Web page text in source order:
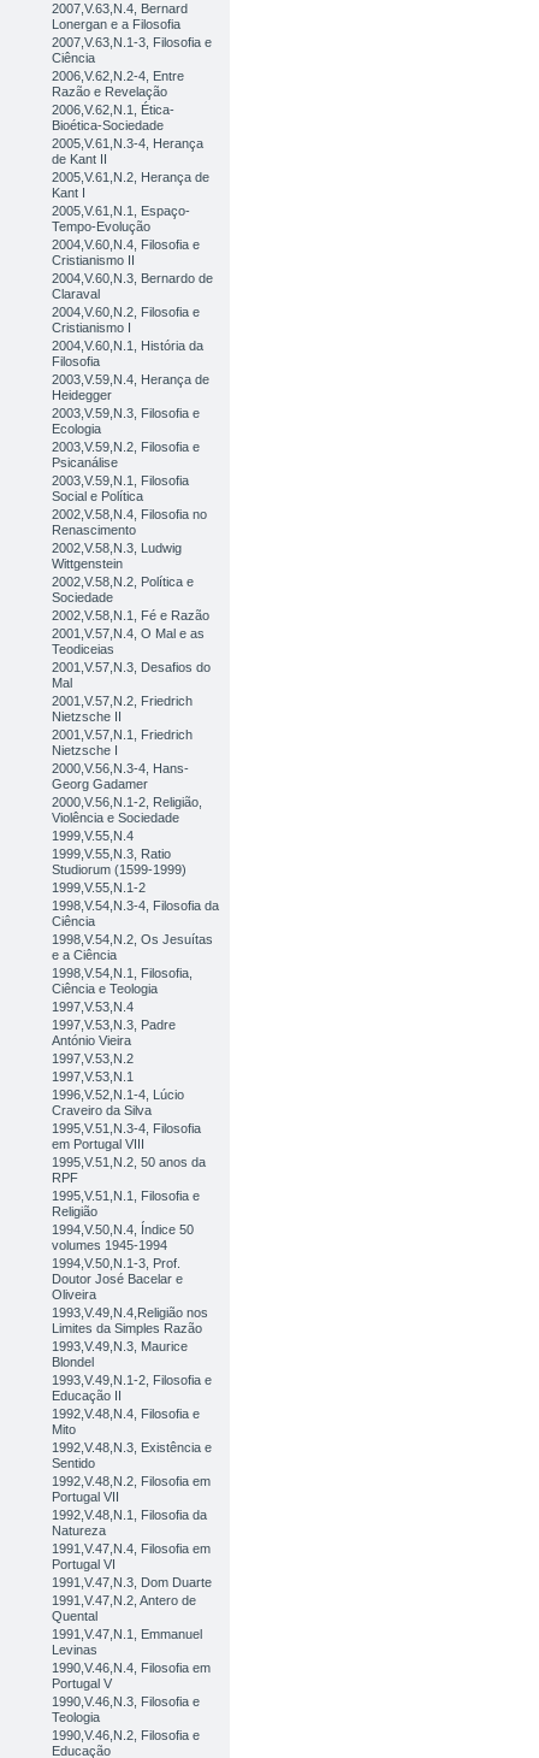
2007,V.63,N.4, Bernard
Lonergan e a Filosofia
2007,V.63,N.1-3, Filosofia e
Ciência
2006,V.62,N.2-4, Entre
Razão e Revelação
2006,V.62,N.1, Ética-
Bioética-Sociedade
2005,V.61,N.3-4, Herança
de Kant II
2005,V.61,N.2, Herança de
Kant I
2005,V.61,N.1, Espaço-
Tempo-Evolução
2004,V.60,N.4, Filosofia e
Cristianismo II
2004,V.60,N.3, Bernardo de
Claraval
2004,V.60,N.2, Filosofia e
Cristianismo I
2004,V.60,N.1, História da
Filosofia
2003,V.59,N.4, Herança de
Heidegger
2003,V.59,N.3, Filosofia e
Ecologia
2003,V.59,N.2, Filosofia e
Psicanálise
2003,V.59,N.1, Filosofia
Social e Política
2002,V.58,N.4, Filosofia no
Renascimento
2002,V.58,N.3, Ludwig
Wittgenstein
2002,V.58,N.2, Política e
Sociedade
2002,V.58,N.1, Fé e Razão
2001,V.57,N.4, O Mal e as
Teodiceias
2001,V.57,N.3, Desafios do
Mal
2001,V.57,N.2, Friedrich
Nietzsche II
2001,V.57,N.1, Friedrich
Nietzsche I
2000,V.56,N.3-4, Hans-
Georg Gadamer
2000,V.56,N.1-2, Religião,
Violência e Sociedade
1999,V.55,N.4
1999,V.55,N.3, Ratio
Studiorum (1599-1999)
1999,V.55,N.1-2
1998,V.54,N.3-4, Filosofia da
Ciência
1998,V.54,N.2, Os Jesuítas
e a Ciência
1998,V.54,N.1, Filosofia,
Ciência e Teologia
1997,V.53,N.4
1997,V.53,N.3, Padre
António Vieira
1997,V.53,N.2
1997,V.53,N.1
1996,V.52,N.1-4, Lúcio
Craveiro da Silva
1995,V.51,N.3-4, Filosofia
em Portugal VIII
1995,V.51,N.2, 50 anos da
RPF
1995,V.51,N.1, Filosofia e
Religião
1994,V.50,N.4, Índice 50
volumes 1945-1994
1994,V.50,N.1-3, Prof.
Doutor José Bacelar e
Oliveira
1993,V.49,N.4,Religião nos
Limites da Simples Razão
1993,V.49,N.3, Maurice
Blondel
1993,V.49,N.1-2, Filosofia e
Educação II
1992,V.48,N.4, Filosofia e
Mito
1992,V.48,N.3, Existência e
Sentido
1992,V.48,N.2, Filosofia em
Portugal VII
1992,V.48,N.1, Filosofia da
Natureza
1991,V.47,N.4, Filosofia em
Portugal VI
1991,V.47,N.3, Dom Duarte
1991,V.47,N.2, Antero de
Quental
1991,V.47,N.1, Emmanuel
Levinas
1990,V.46,N.4, Filosofia em
Portugal V
1990,V.46,N.3, Filosofia e
Teologia
1990,V.46,N.2, Filosofia e
Educação